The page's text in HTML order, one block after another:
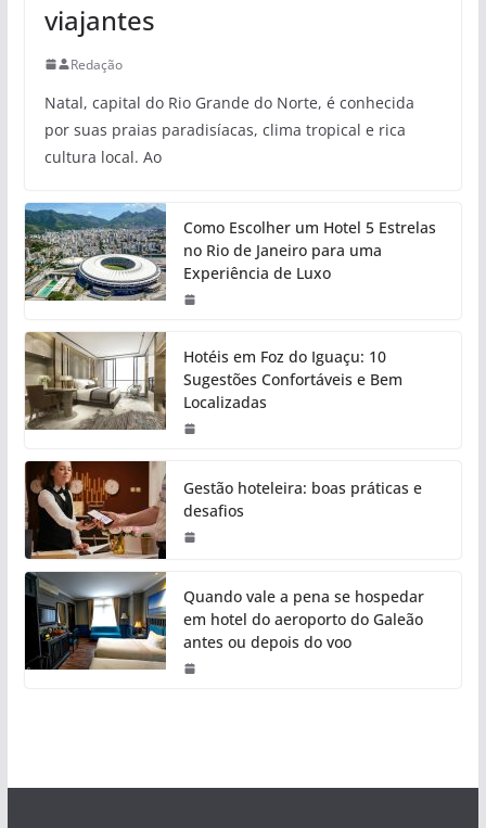
viajantes
Redação
Natal, capital do Rio Grande do Norte, é conhecida
por suas praias paradisíacas, clima tropical e rica
cultura local. Ao
Como Escolher um Hotel 5 Estrelas
no Rio de Janeiro para uma
Experiência de Luxo
Hotéis em Foz do Iguaçu: 10
Sugestões Confortáveis e Bem
Localizadas
Gestão hoteleira: boas práticas e
desafios
Quando vale a pena se hospedar
em hotel do aeroporto do Galeão
antes ou depois do voo